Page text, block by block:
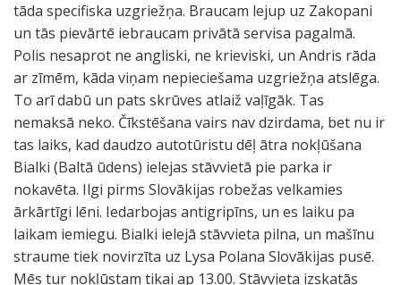
tāda specifiska uzgriežņa. Braucam lejup uz Zakopani
un tās pievārtē iebraucam privātā servisa pagalmā.
Polis nesaprot ne angliski, ne krieviski, un Andris rāda
ar zīmēm, kāda viņam nepieciešama uzgriežņa atslēga.
To arī dabū un pats skrūves atlaiž vaļīgāk. Tas
nemaksā neko. Čīkstēšana vairs nav dzirdama, bet nu ir
tas laiks, kad daudzo autotūristu dēļ ātra nokļūšana
Bialki (Baltā ūdens) ielejas stāvvietā pie parka ir
nokavēta. Ilgi pirms Slovākijas robežas velkamies
ārkārtīgi lēni. Iedarbojas antigripīns, un es laiku pa
laikam iemiegu. Bialki ielejā stāvvieta pilna, un mašīnu
straume tiek novirzīta uz Lysa Polana Slovākijas pusē.
Mēs tur nokļūstam tikai ap 13.00. Stāvvieta izskatās